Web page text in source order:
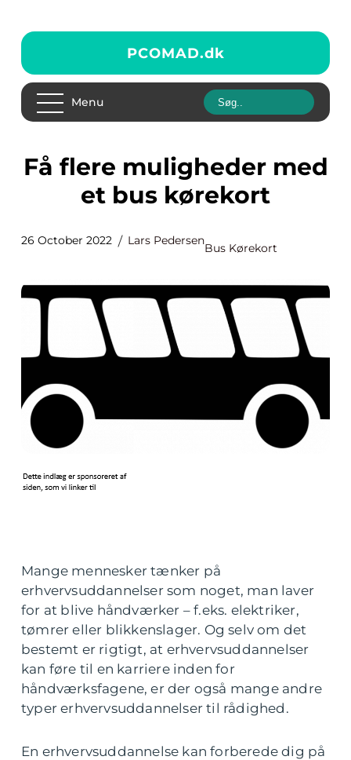
PCOMAD.dk
Menu
Få flere muligheder med
et bus kørekort
26 October 2022 Lars Pedersen
Bus Kørekort
Mange mennesker tænker på
erhvervsuddannelser som noget, man laver
for at blive håndværker – f.eks. elektriker,
tømrer eller blikkenslager. Og selv om det
bestemt er rigtigt, at erhvervsuddannelser
kan føre til en karriere inden for
håndværksfagene, er der også mange andre
typer erhvervsuddannelser til rådighed.
En erhvervsuddannelse kan forberede dig på